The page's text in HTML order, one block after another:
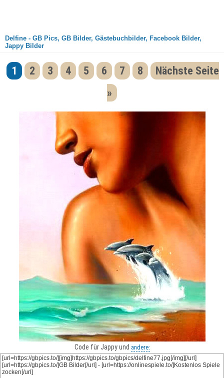
Delfine - GB Pics, GB Bilder, Gästebuchbilder, Facebook Bilder,
Jappy Bilder
1 2 3 4 5 6 7 8
Nächste Seite
»
Code für Jappy und andere: